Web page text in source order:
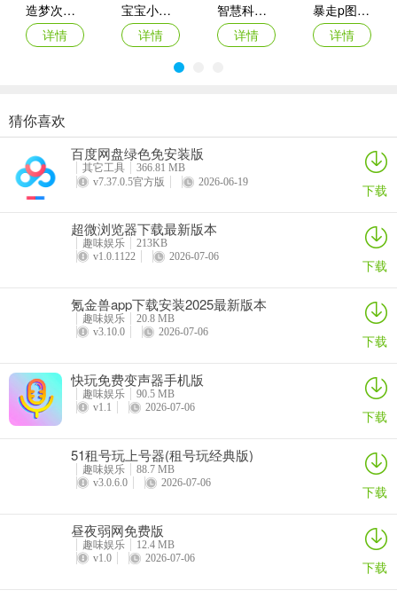
造梦次元破解版
详情
宝宝小当家
详情
智慧科技平台
详情
暴走p图手机版
详情
撞球帝软件官方版
详情
海心健康 VA最新安卓版
详情
小综咖app最新版
海e行2026最新版本
猜你喜欢
百度网盘绿色免安装版
其它工具
366.81 MB
v7.37.0.5官方版
2026-06-19 下载
超微浏览器下载最新版本
趣味娱乐
213KB
v1.0.1122
2026-07-06 下载
氪金兽app下载安装2025最新版本
趣味娱乐
20.8 MB
v3.10.0
2026-07-06 下载
快玩免费变声器手机版
趣味娱乐
90.5 MB
v1.1
2026-07-06 下载
51租号玩上号器(租号玩经典版)
趣味娱乐
88.7 MB
v3.0.6.0
2026-07-06 下载
昼夜弱网免费版
趣味娱乐
12.4 MB
v1.0
2026-07-06 下载